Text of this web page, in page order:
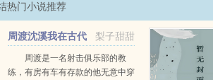
热门小说推荐
梨子甜甜
周渡沈溪我在古代
当猎户小说免费在线阅读
周渡是一名射击俱乐部的教
练，有房有车有存款的他无意中穿